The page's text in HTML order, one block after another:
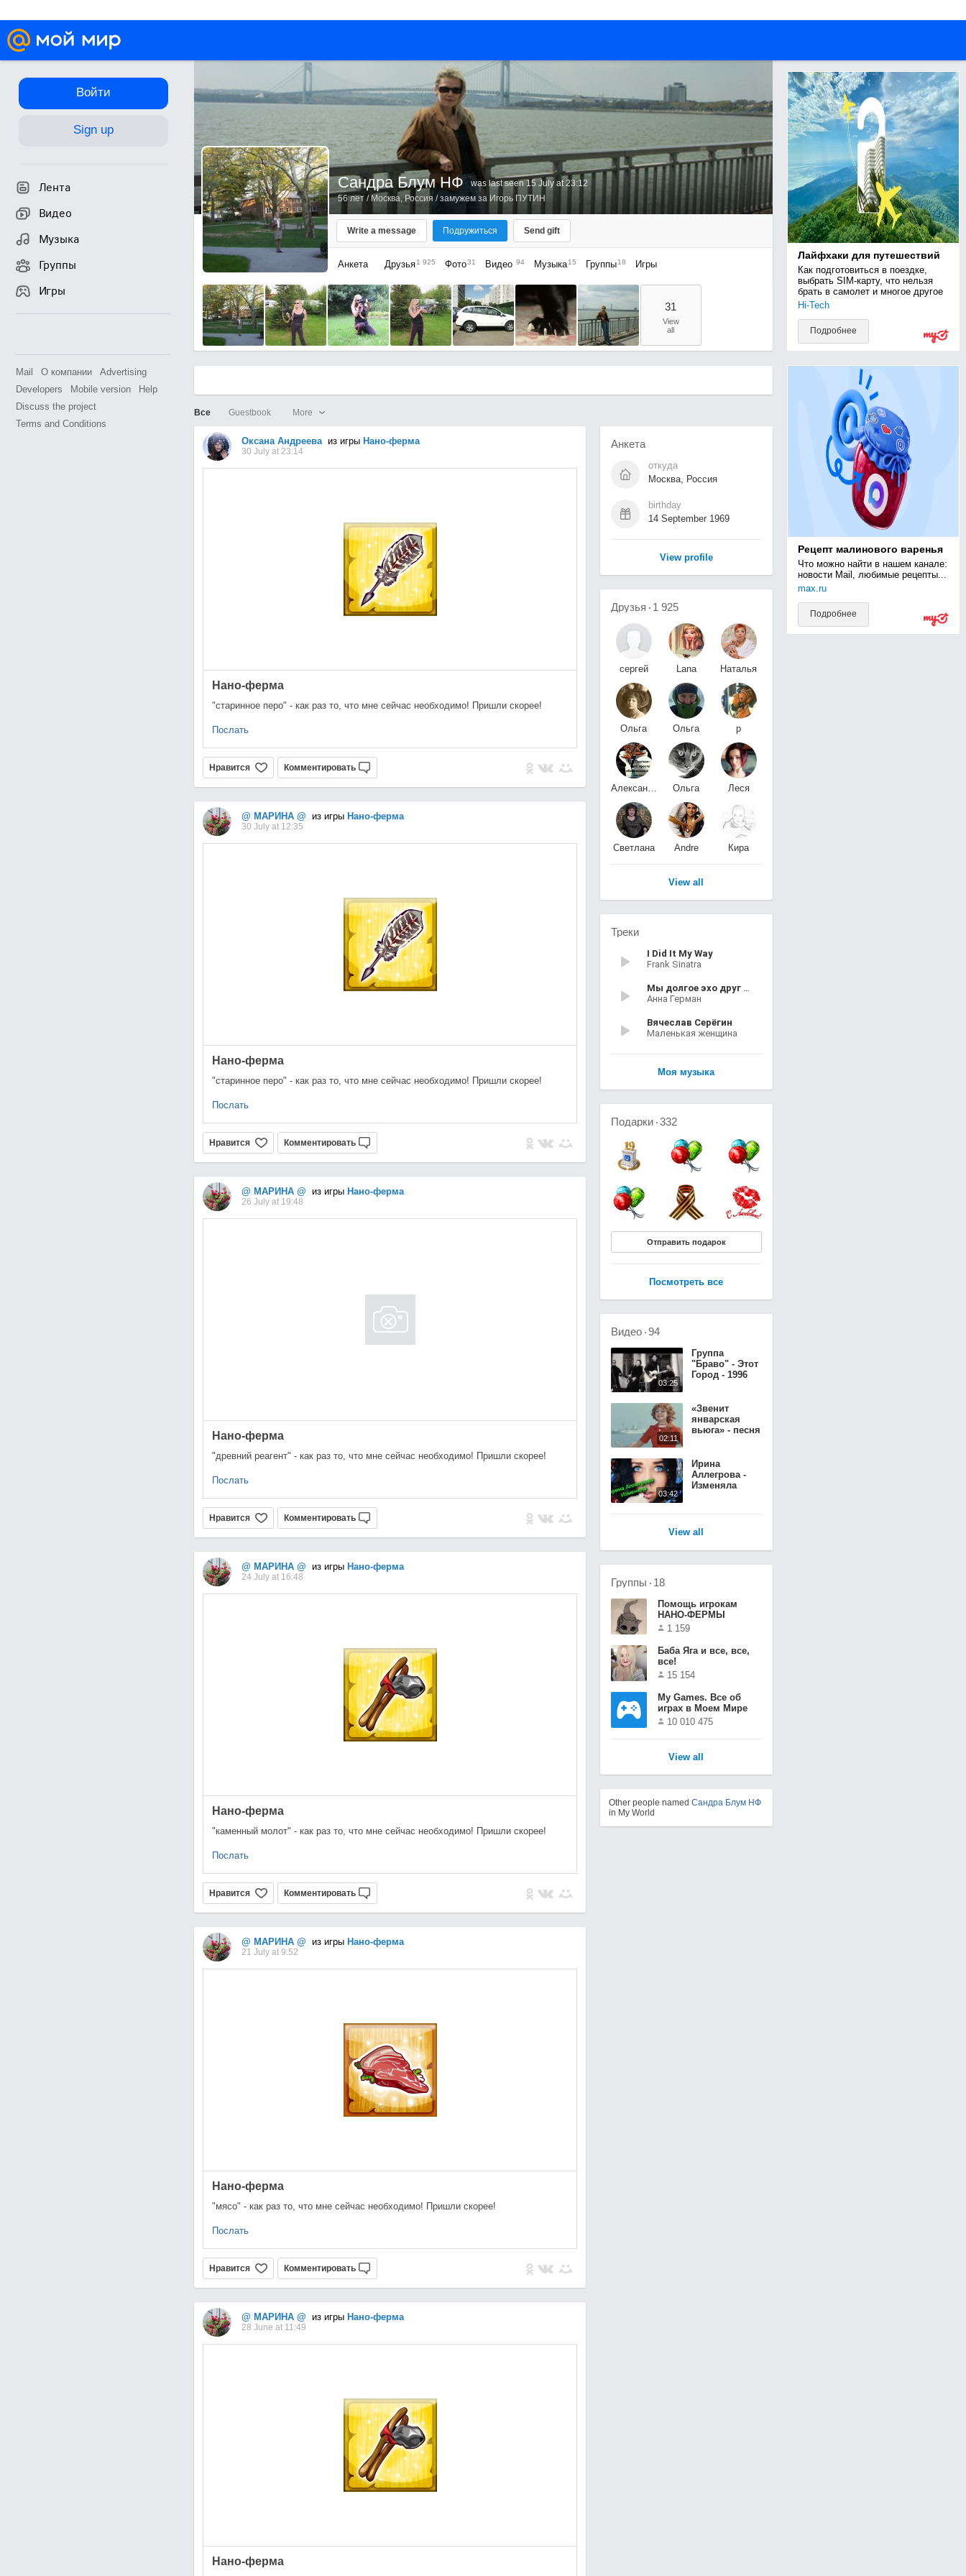
Войти
Sign up
Лента
Видео
Музыка
Группы
Игры
Mail О компании
Advertising
Developers
Mobile version
Help
Discuss the project
Terms and Conditions
Сандра Блум НФ
was last seen 15 July at 23:12
56 лет/ Москва, Россия / замужем за Игорь ПУТИН
Write a message Подружиться Send gift
Анкета Друзья 1 925 Фото31 Видео 94 Музыка 15 Группы 18 Игры
31
View
all
Все Guestbook More
Оксана Андрееваиз игры Нано-ферма
30 July at 23:14
Нано-ферма
"старинное перо" - как раз то, что мне сейчас необходимо! Пришли скорее!
Послать
Нравится Комментировать
@ МАРИНА @ из игры Нано-ферма
30 July at 12:35
Нано-ферма
"старинное перо" - как раз то, что мне сейчас необходимо! Пришли скорее!
Послать
Нравится Комментировать
@ МАРИНА @ из игры Нано-ферма
26 July at 19:48
Нано-ферма
"древний реагент" - как раз то, что мне сейчас необходимо! Пришли скорее!
Послать
Нравится Комментировать
@ МАРИНА @ из игры Нано-ферма
24 July at 16:48
Нано-ферма
"каменный молот" - как раз то, что мне сейчас необходимо! Пришли скорее!
Послать
Нравится Комментировать
@ МАРИНА @ из игры Нано-ферма
21 July at 9:52
Нано-ферма
"мясо" - как раз то, что мне сейчас необходимо! Пришли скорее!
Послать
Нравится Комментировать
@ МАРИНА @ из игры Нано-ферма
28 June at 11:49
Нано-ферма
Анкета
откуда
Москва, Россия
birthday
14 September 1969
View profile
Лайфхаки для путешествий
Как подготовиться в поездке,
выбрать SIM-карту, что нельзя
брать в самолет и многое другое
Hi-Tech
Подробнее
Рецепт малинового варенья
Что можно найти в нашем канале:
новости Mail, любимые рецепты...
max.ru
Подробнее
Друзья 1 925
сергей
Lana
Наталья
Ольга
Ольга
р
Александр
Ольга
Леся
Светлана
Andre
Кира
View all
Треки
I Did It My Way
Frank Sinatra
Мы долгое эхо друг друга
Анна Герман
Вячеслав Серёгин
Маленькая женщина
Моя музыка
Подарки 332
Отправить подарок
Посмотреть все
Видео 94
03:25
Группа
"Браво" - Этот
Город - 1996
02:11
«Звенит
январская
вьюга» - песня
Васильевич
меняет
профессию»
03:42
Ирина
Аллегрова -
Изменяла
View all
Группы 18
Помощь игрокам
НАНО-ФЕРМЫ
1 159
Баба Яга и все, все,
все!
15 154
Мy Games. Все об
играх в Моем Мире
10 010 475
View all
Other people named Сандра Блум НФ
in My World